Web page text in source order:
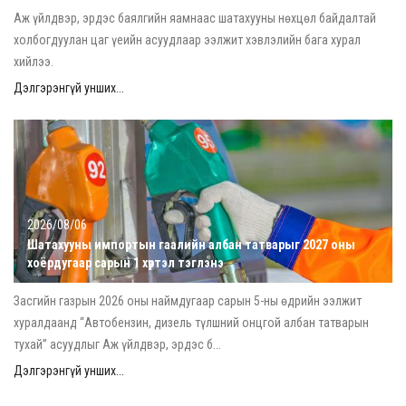
Аж үйлдвэр, эрдэс баялгийн яамнаас шатахууны нөхцөл байдалтай
холбогдуулан цаг үеийн асуудлаар ээлжит хэвлэлийн бага хурал
хийлээ.
Дэлгэрэнгүй унших...
2026/08/06
Шатахууны импортын гаалийн албан татварыг 2027 оны
хоёрдугаар сарын 1 хүртэл тэглэнэ
Засгийн газрын 2026 оны наймдугаар сарын 5-ны өдрийн ээлжит
хуралдаанд “Автобензин, дизель түлшний онцгой албан татварын
тухай” асуудлыг Аж үйлдвэр, эрдэс б...
Дэлгэрэнгүй унших...